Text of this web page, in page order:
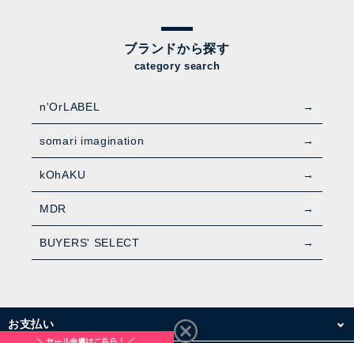
ブランドから探す
category search
n'OrLABEL
somari imagination
kOhAKU
MDR
BUYERS' SELECT
お支払い